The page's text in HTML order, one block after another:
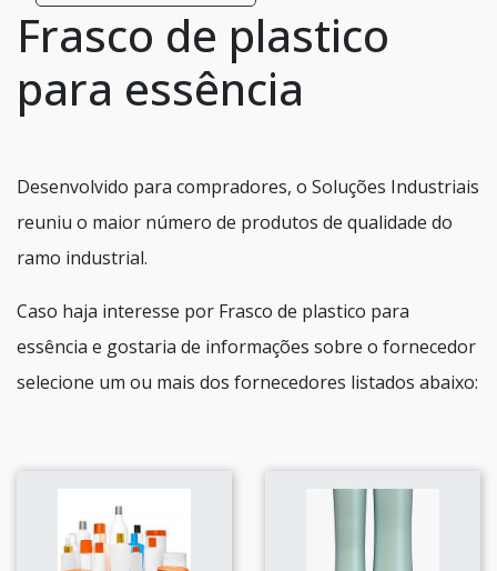
Frasco de plastico
para essência
Desenvolvido para compradores, o Soluções Industriais
reuniu o maior número de produtos de qualidade do
ramo industrial.
Caso haja interesse por Frasco de plastico para
essência e gostaria de informações sobre o fornecedor
selecione um ou mais dos fornecedores listados abaixo: